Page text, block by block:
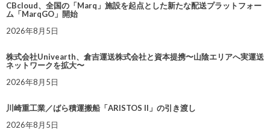
CBcloud、全国の「Marq」施設を起点とした新たな配送プラットフォー
ム「MarqGO」開始
2026年8月5日
株式会社Univearth、倉吉運送株式会社と資本提携〜山陰エリアへ実運送
ネットワークを拡大〜
2026年8月5日
川崎重工業／ばら積運搬船「ARISTOS II」の引き渡し
2026年8月5日